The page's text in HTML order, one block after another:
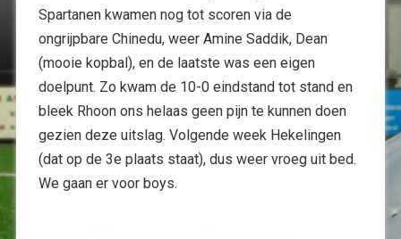
Spartanen kwamen nog tot scoren via de
ongrijpbare Chinedu, weer Amine Saddik, Dean
(mooie kopbal), en de laatste was een eigen
doelpunt. Zo kwam de 10-0 eindstand tot stand en
bleek Rhoon ons helaas geen pijn te kunnen doen
gezien deze uitslag. Volgende week Hekelingen
(dat op de 3e plaats staat), dus weer vroeg uit bed.
We gaan er voor boys.